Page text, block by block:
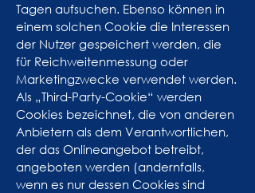
Tagen aufsuchen. Ebenso können in
einem solchen Cookie die Interessen
der Nutzer gespeichert werden, die
für Reichweitenmessung oder
Marketingzwecke verwendet werden.
Als „Third-Party-Cookie“ werden
Cookies bezeichnet, die von anderen
Anbietern als dem Verantwortlichen,
der das Onlineangebot betreibt,
angeboten werden (andernfalls,
wenn es nur dessen Cookies sind